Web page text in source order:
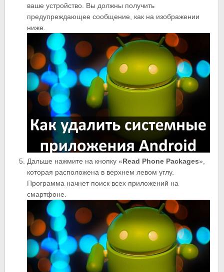
ваше устройство. Вы должны получить
предупреждающее сообщение, как на изображении
ниже.
Дальше нажмите на кнопку «Read Phone Packages»,
которая расположена в верхнем левом углу.
Программа начнет поиск всех приложений на
смартфоне.